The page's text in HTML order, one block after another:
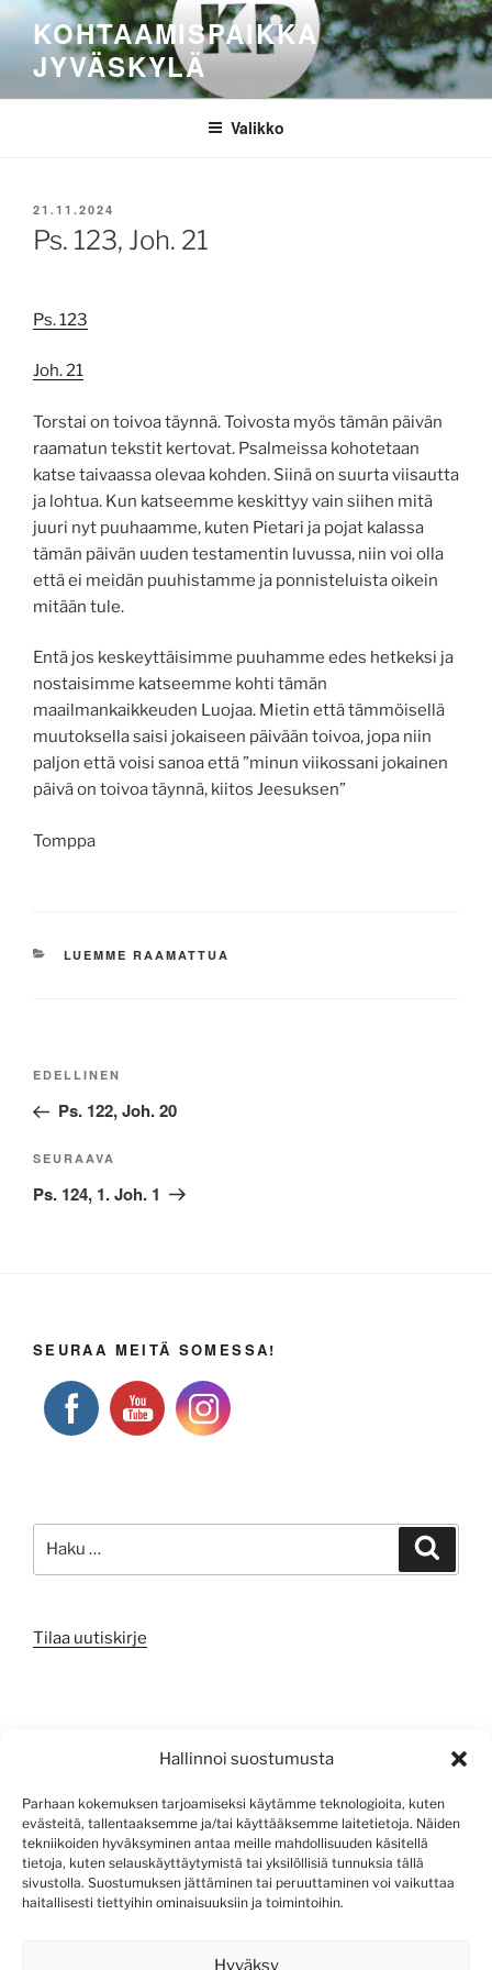
Hallinnoi suostumusta
Parhaan kokemuksen tarjoamiseksi käytämme teknologioita, kuten
evästeitä, tallentaaksemme ja/tai käyttääksemme laitetietoja. Näiden
tekniikoiden hyväksyminen antaa meille mahdollisuuden käsitellä
tietoja, kuten selauskäyttäytymistä tai yksilöllisiä tunnuksia tällä
sivustolla. Suostumuksen jättäminen tai peruuttaminen voi vaikuttaa
haitallisesti tiettyihin ominaisuuksiin ja toimintoihin.
Hyväksy
sisältöönKOHTAAMISPAIKKA
JYVÄSKYLÄ
Valikko
JULKAISTU
21.11.2024
Ps. 123, Joh. 21
Ps. 123
Joh. 21
Torstai on toivoa täynnä. Toivosta myös tämän päivän
raamatun tekstit kertovat. Psalmeissa kohotetaan
katse taivaassa olevaa kohden. Siinä on suurta viisautta
ja lohtua. Kun katseemme keskittyy vain siihen mitä
juuri nyt puuhaamme, kuten Pietari ja pojat kalassa
tämän päivän uuden testamentin luvussa, niin voi olla
että ei meidän puuhistamme ja ponnisteluista oikein
mitään tule.
Entä jos keskeyttäisimme puuhamme edes hetkeksi ja
nostaisimme katseemme kohti tämän
maailmankaikkeuden Luojaa. Mietin että tämmöisellä
muutoksella saisi jokaiseen päivään toivoa, jopa niin
paljon että voisi sanoa että ”minun viikossani jokainen
päivä on toivoa täynnä, kiitos Jeesuksen”
Tomppa
KATEGORIAT
LUEMME RAAMATTUA
Edellinen
artikkeli
EDELLINEN
Ps. 122, Joh. 20
Seuraava
artikkeli
SEURAAVA
Ps. 124, 1. Joh. 1
SEURAA MEITÄ SOMESSA!
Tilaa uutiskirje
Sisältösyöte
Kommenttisyöte